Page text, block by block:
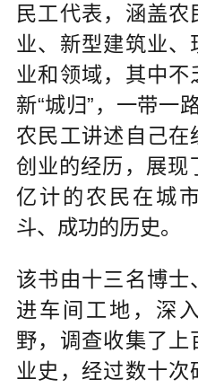
民工代表，涵盖
业、新型建筑业
业和领域，其中不
新“城归”，一带一
农民工讲述自己在
创业的经历，展现
亿计的农民在城
斗、成功的历史。
该书由十三名博士
进车间工地，深
野，调查收集了上
业史，经过数十次